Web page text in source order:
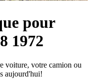
pour
1972
voiture, votre camion ou
aujourd'hui!